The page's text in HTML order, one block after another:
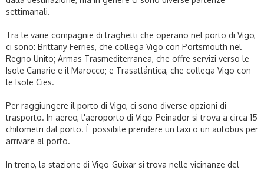
settimanali.
Tra le varie compagnie di traghetti che operano nel porto di Vigo,
ci sono: Brittany Ferries, che collega Vigo con Portsmouth nel
Regno Unito; Armas Trasmediterranea, che offre servizi verso le
Isole Canarie e il Marocco; e Trasatlántica, che collega Vigo con
le Isole Cies.
Per raggiungere il porto di Vigo, ci sono diverse opzioni di
trasporto. In aereo, l'aeroporto di Vigo-Peinador si trova a circa 15
chilometri dal porto. È possibile prendere un taxi o un autobus per
arrivare al porto.
In treno, la stazione di Vigo-Guixar si trova nelle vicinanze del